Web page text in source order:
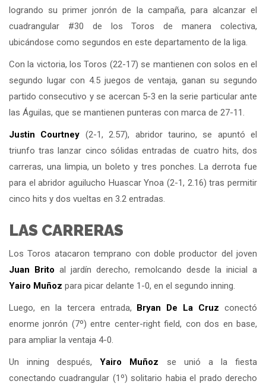
logrando su primer jonrón de la campaña, para alcanzar el
cuadrangular #30 de los Toros de manera colectiva,
ubicándose como segundos en este departamento de la liga.
Con la victoria, los Toros (22-17) se mantienen con solos en el
segundo lugar con 4.5 juegos de ventaja, ganan su segundo
partido consecutivo y se acercan 5-3 en la serie particular ante
las Águilas, que se mantienen punteras con marca de 27-11.
Justin Courtney (2-1, 2.57), abridor taurino, se apuntó el
triunfo tras lanzar cinco sólidas entradas de cuatro hits, dos
carreras, una limpia, un boleto y tres ponches. La derrota fue
para el abridor aguilucho Huascar Ynoa (2-1, 2.16) tras permitir
cinco hits y dos vueltas en 3.2 entradas.
LAS CARRERAS
Los Toros atacaron temprano con doble productor del joven
Juan Brito al jardín derecho, remolcando desde la inicial a
Yairo Muñoz para picar delante 1-0, en el segundo inning.
Luego, en la tercera entrada, Bryan De La Cruz conectó
enorme jonrón (7º) entre center-right field, con dos en base,
para ampliar la ventaja 4-0.
Un inning después,Yairo Muñoz se unió a la fiesta
conectando cuadrangular (1º) solitario habia el prado derecho